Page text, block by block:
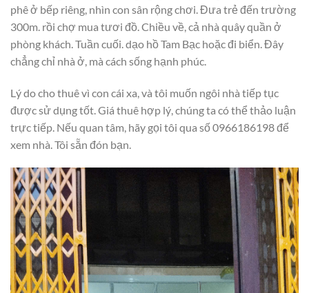
phê ở bếp riêng, nhìn con sân rộng chơi. Đưa trẻ đến trường
300m. rồi chợ mua tươi đồ. Chiều về, cả nhà quây quần ở
phòng khách. Tuần cuối. dạo hồ Tam Bạc hoặc đi biển. Đây
chẳng chỉ nhà ở, mà cách sống hạnh phúc.
Lý do cho thuê vì con cái xa, và tôi muốn ngôi nhà tiếp tục
được sử dụng tốt. Giá thuê hợp lý, chúng ta có thể thảo luận
trực tiếp. Nếu quan tâm, hãy gọi tôi qua số 0966186198 để
xem nhà. Tôi sẵn đón bạn.